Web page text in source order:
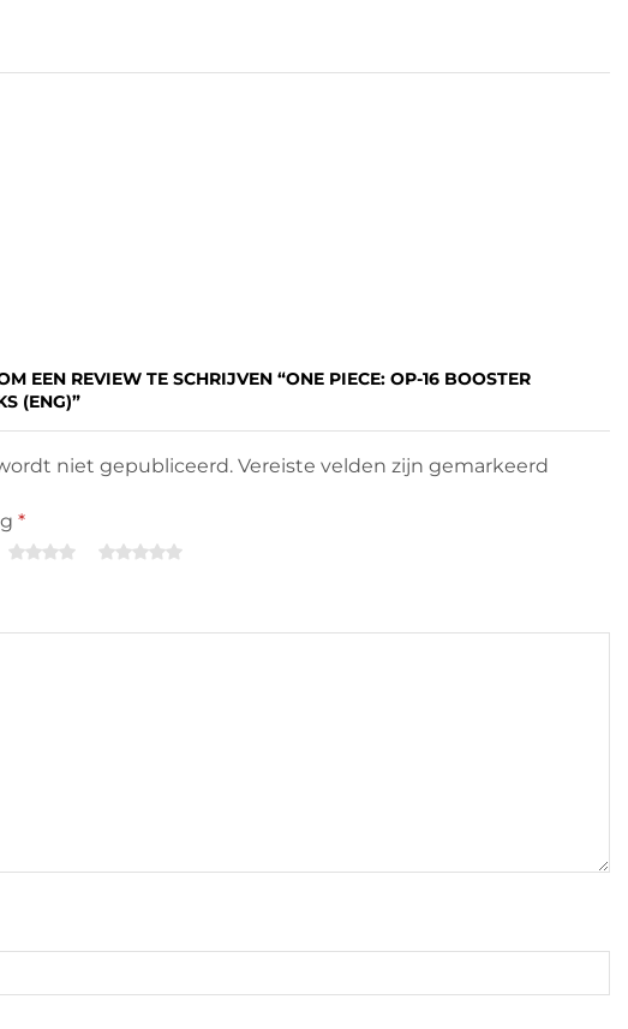
EEN REVIEW TE SCHRIJVEN “ONE PIECE: OP-16 BOOSTER
(ENG)”
niet gepubliceerd. Vereiste velden zijn gemarkeerd
*